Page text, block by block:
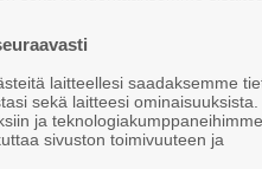
laitteellesi saadaksemme
sekä laitteesi
ja teknologiakumppaneihimme
sivuston toimivuuteen ja